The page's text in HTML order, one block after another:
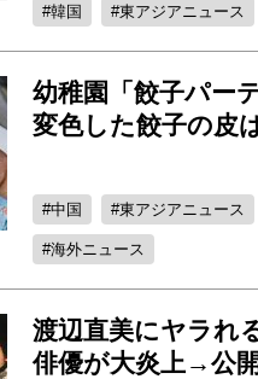
韓国 東アジアニュース
幼稚園「餃子パー
変色した餃子の皮
中国 東アジアニュース
海外ニュース
渡辺直美にヤラれ
俳優が大炎上→公